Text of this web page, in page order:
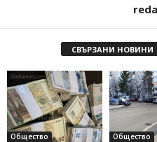
СВЪРЗАНИ НОВИНИ
Общество Общество